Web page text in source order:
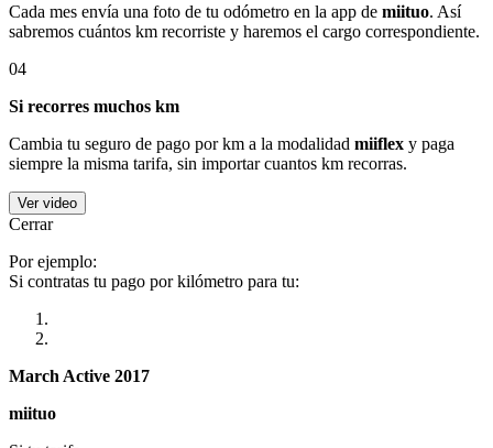
Cada mes envía una foto de tu odómetro en la app de miituo. Así
sabremos cuántos km recorriste y haremos el cargo correspondiente.
04
Si recorres muchos km
Cambia tu seguro de pago por km a la modalidad miiflex y paga
siempre la misma tarifa, sin importar cuantos km recorras.
Ver video
Cerrar
Por ejemplo:
Si contratas tu pago por kilómetro para tu:
March Active 2017
miituo